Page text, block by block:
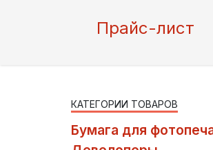
Прайс-лист
КАТЕГОРИИ ТОВАРОВ
Бумага для